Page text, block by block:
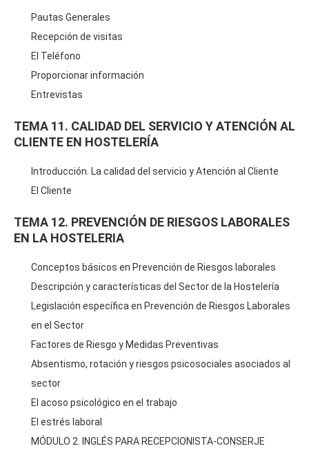
Pautas Generales
Recepción de visitas
El Teléfono
Proporcionar información
Entrevistas
TEMA 11. CALIDAD DEL SERVICIO Y ATENCIÓN AL
CLIENTE EN HOSTELERÍA
Introducción. La calidad del servicio y Atención al Cliente
El Cliente
TEMA 12. PREVENCIÓN DE RIESGOS LABORALES
EN LA HOSTELERIA
Conceptos básicos en Prevención de Riesgos laborales
Descripción y características del Sector de la Hostelería
Legislación específica en Prevención de Riesgos Laborales
en el Sector
Factores de Riesgo y Medidas Preventivas
Absentismo, rotación y riesgos psicosociales asociados al
sector
El acoso psicológico en el trabajo
El estrés laboral
MÓDULO 2. INGLÉS PARA RECEPCIONISTA-CONSERJE